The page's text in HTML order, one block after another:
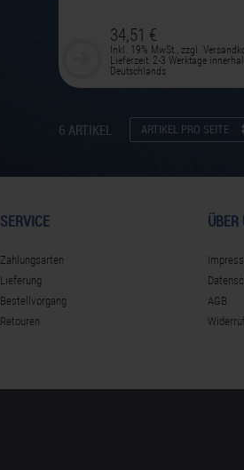
34,51 €
Inkl. 19% MwSt., zzgl.
Lieferzeit: 2-3 Werktage
Deutschlands
6 ARTIKEL ARTIKEL PRO SEITE
SERVICE
Zahlungsarten
Lieferung
Bestellvorgang
Retouren
ÜBER
AGB